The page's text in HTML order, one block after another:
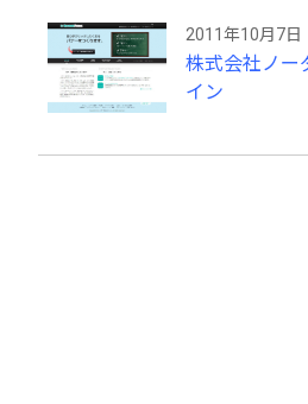
2011年10月7日
株式会社ノー
イン